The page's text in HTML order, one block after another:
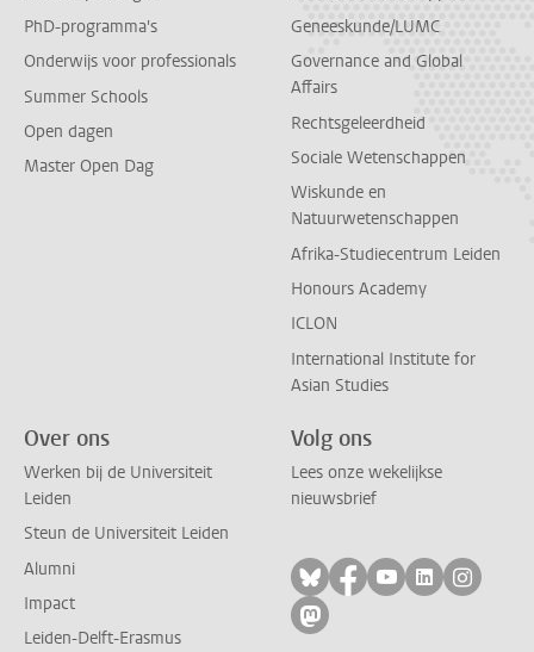
PhD-programma's
Onderwijs voor professionals
Summer Schools
Open dagen
Master Open Dag
Geneeskunde/LUMC
Governance and Global
Affairs
Rechtsgeleerdheid
Sociale Wetenschappen
Wiskunde en
Natuurwetenschappen
Afrika-Studiecentrum Leiden
Honours Academy
ICLON
International Institute for
Asian Studies
Over ons
Werken bij de Universiteit
Leiden
Steun de Universiteit Leiden
Alumni
Impact
Leiden-Delft-Erasmus
Volg ons
Lees onze wekelijkse
nieuwsbrief
Volg ons op bluesky
Volg ons op
Volg ons op
Volg ons
Volg
Volg ons op mastodon